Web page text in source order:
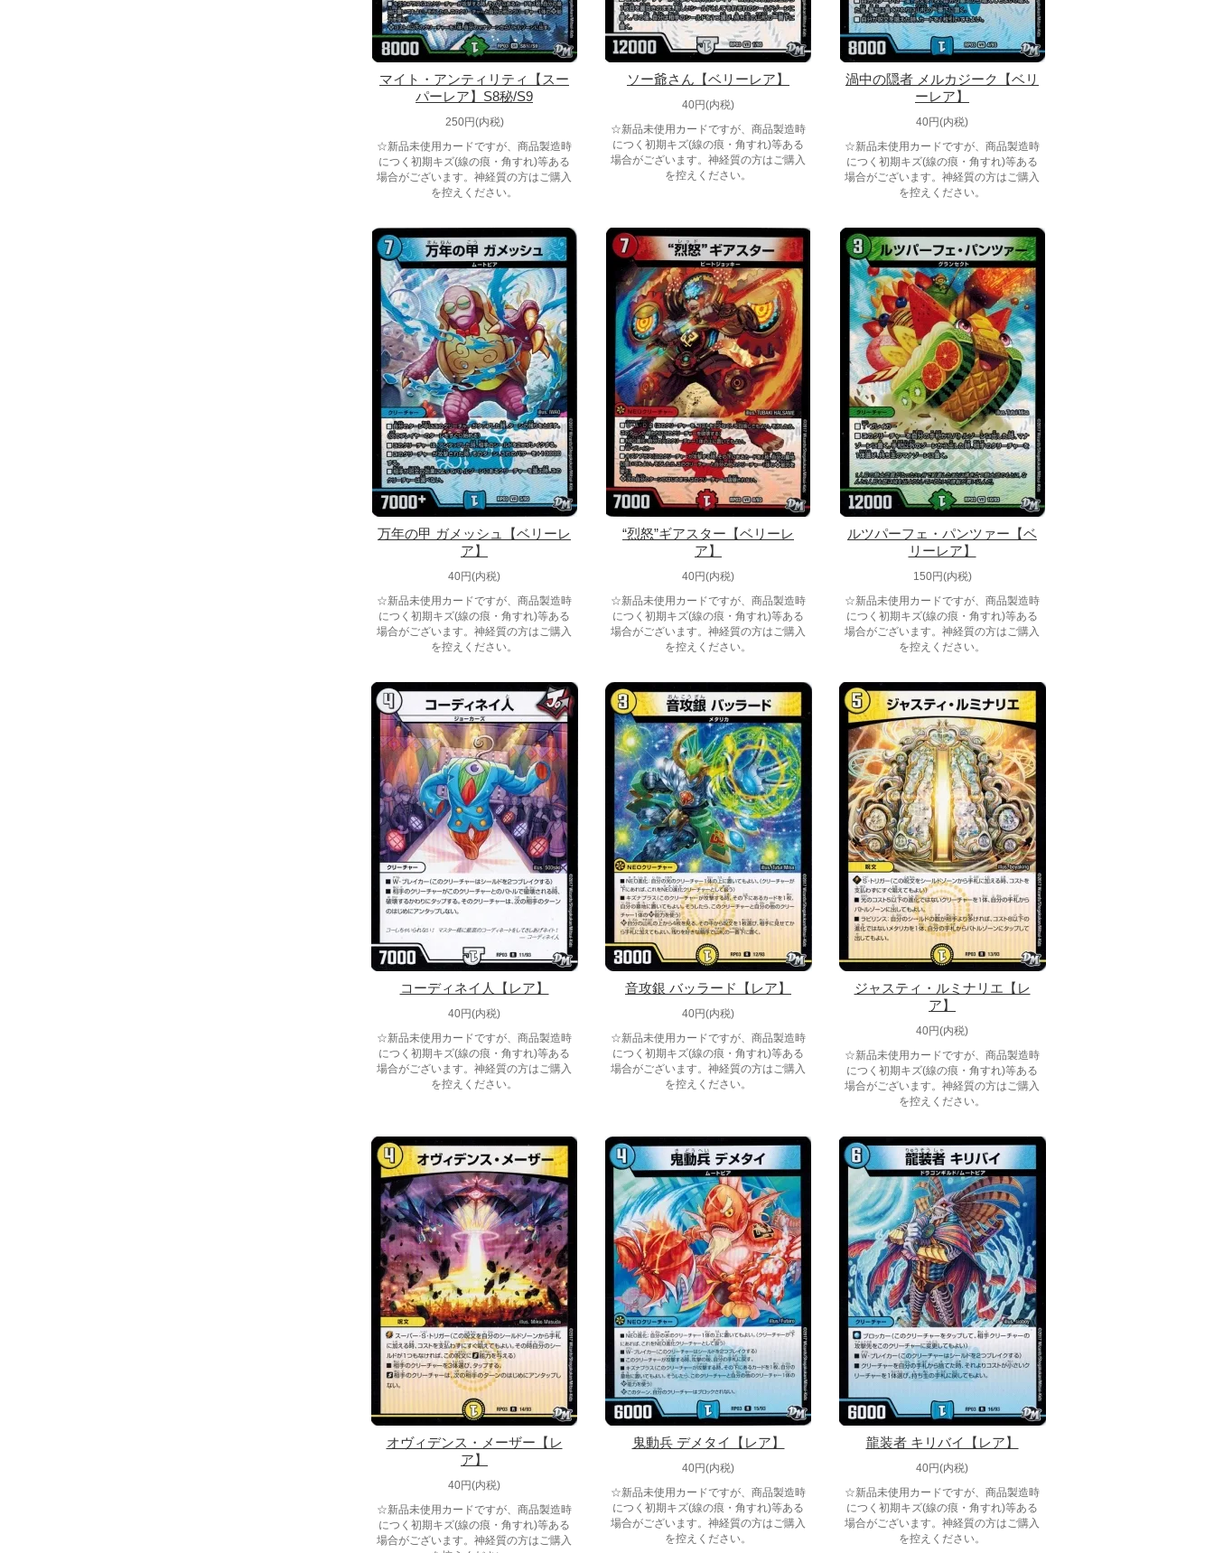
マイト・アンティリティ【スー
パーレア】S8秘/S9
250円(内税)
☆新品未使用カードですが、商品製造時
につく初期キズ(線の痕・角すれ)等ある
場合がございます。神経質の方はご購入
を控えください。
ソー爺さん【ベリーレア】
40円(内税)
☆新品未使用カードですが、商品製造時
につく初期キズ(線の痕・角すれ)等ある
場合がございます。神経質の方はご購入
を控えください。
渦中の隠者 メルカジーク【ベリ
ーレア】
40円(内税)
☆新品未使用カードですが、商品製造時
につく初期キズ(線の痕・角すれ)等ある
場合がございます。神経質の方はご購入
を控えください。
万年の甲 ガメッシュ【ベリーレ
ア】
40円(内税)
☆新品未使用カードですが、商品製造時
につく初期キズ(線の痕・角すれ)等ある
場合がございます。神経質の方はご購入
を控えください。
“烈怒”ギアスター【ベリーレ
ア】
40円(内税)
☆新品未使用カードですが、商品製造時
につく初期キズ(線の痕・角すれ)等ある
場合がございます。神経質の方はご購入
を控えください。
ルツパーフェ・パンツァー【ベ
リーレア】
150円(内税)
☆新品未使用カードですが、商品製造時
につく初期キズ(線の痕・角すれ)等ある
場合がございます。神経質の方はご購入
を控えください。
コーディネイ人【レア】
40円(内税)
☆新品未使用カードですが、商品製造時
につく初期キズ(線の痕・角すれ)等ある
場合がございます。神経質の方はご購入
を控えください。
音攻銀 バッラード【レア】
40円(内税)
☆新品未使用カードですが、商品製造時
につく初期キズ(線の痕・角すれ)等ある
場合がございます。神経質の方はご購入
を控えください。
ジャスティ・ルミナリエ【レ
ア】
40円(内税)
☆新品未使用カードですが、商品製造時
につく初期キズ(線の痕・角すれ)等ある
場合がございます。神経質の方はご購入
を控えください。
オヴィデンス・メーザー【レ
ア】
40円(内税)
☆新品未使用カードですが、商品製造時
につく初期キズ(線の痕・角すれ)等ある
場合がございます。神経質の方はご購入
鬼動兵 デメタイ【レア】
40円(内税)
☆新品未使用カードですが、商品製造時
につく初期キズ(線の痕・角すれ)等ある
場合がございます。神経質の方はご購入
を控えください。
龍装者 キリバイ【レア】
40円(内税)
☆新品未使用カードですが、商品製造時
につく初期キズ(線の痕・角すれ)等ある
場合がございます。神経質の方はご購入
を控えください。